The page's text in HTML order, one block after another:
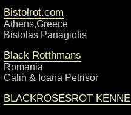
Bistolrot.com
Athens,Greece
Bistolas Panagiotis
Black Rotthmans
Romania
Calin & Ioana Petrisor
BLACKROSESROT